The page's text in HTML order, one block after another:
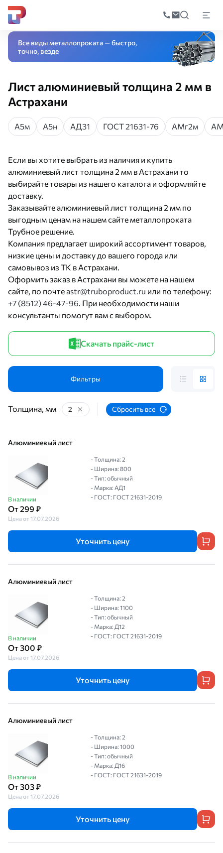
по
Главная Листы из цветных металлов
Все виды металлопроката — быстро,
точно, везде
Лист алюминиевый толщина 2 мм в
Астрахани
А5м А5н АД31 ГОСТ 21631-76 АМг2м
Если вы хотите выбрать из наличия и купить
алюминиевый лист толщина 2 мм в Астрахани то
выбирайте товары из нашего каталога и оформляйте
доставку.
Заказывайте алюминиевый лист толщина 2 мм по
выгодным ценам на нашем сайте металлопроката
Трубное решение.
Компания предлагает широкий ассортимент товаров,
низкие цены и доставку до вашего города или
самовывоз из ТК в Астрахани.
Оформить заказ в Астрахани вы можете на нашем
сайте, по почте astr@truboproduct.ru или по телефону:
+7 (8512) 46-47-96. При необходимости наши
консультанты помогут вам с выбором.
Скачать прайс-лист
Фильтры
Толщина, мм 2 Сбросить все
Алюминиевый лист
В наличии
От 299 ₽
Цена от 17.07.2026
- Толщина: 2
- Ширина: 800
- Тип: обычный
- Марка: АД1
- ГОСТ: ГОСТ 21631-2019
Уточнить цену
Алюминиевый лист
В наличии
От 300 ₽
Цена от 17.07.2026
- Толщина: 2
- Ширина: 1100
- Тип: обычный
- Марка: Д12
- ГОСТ: ГОСТ 21631-2019
Уточнить цену
Алюминиевый лист
В наличии
От 303 ₽
Цена от 17.07.2026
- Толщина: 2
- Ширина: 1000
- Тип: обычный
- Марка: Д16
- ГОСТ: ГОСТ 21631-2019
Уточнить цену